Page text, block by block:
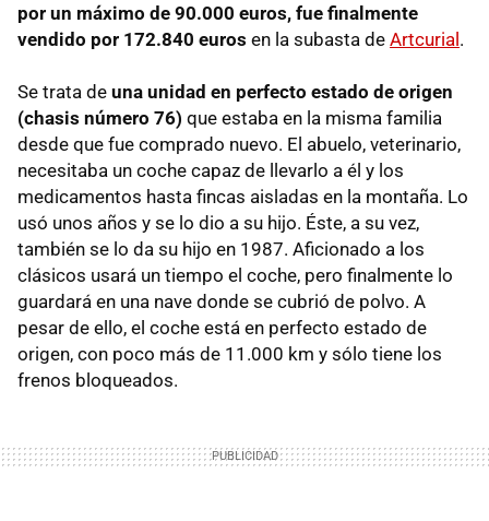
por un máximo de 90.000 euros, fue finalmente
vendido por 172.840 euros en la subasta de Artcurial.
Se trata de una unidad en perfecto estado de origen
(chasis número 76) que estaba en la misma familia
desde que fue comprado nuevo. El abuelo, veterinario,
necesitaba un coche capaz de llevarlo a él y los
medicamentos hasta fincas aisladas en la montaña. Lo
usó unos años y se lo dio a su hijo. Éste, a su vez,
también se lo da su hijo en 1987. Aficionado a los
clásicos usará un tiempo el coche, pero finalmente lo
guardará en una nave donde se cubrió de polvo. A
pesar de ello, el coche está en perfecto estado de
origen, con poco más de 11.000 km y sólo tiene los
frenos bloqueados.